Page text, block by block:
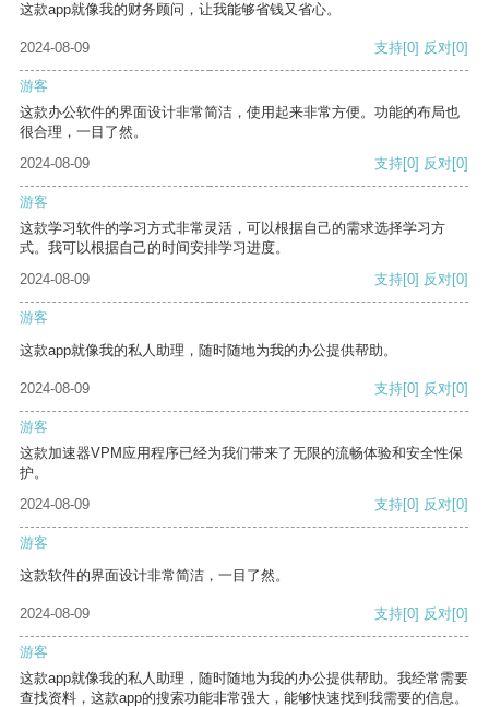
这款app就像我的财务顾问，让我能够省钱又省心。
2024-08-09 支持[0] 反对[0]
游客
这款办公软件的界面设计非常简洁，使用起来非常方便。功能的布局也
很合理，一目了然。
2024-08-09
支持[0] 反对[0]
游客
这款学习软件的学习方式非常灵活，可以根据自己的需求选择学习方
式。我可以根据自己的时间安排学习进度。
2024-08-09
支持[0] 反对[0]
游客
这款app就像我的私人助理，随时随地为我的办公提供帮助。
2024-08-09 支持[0] 反对[0]
游客
这款加速器VPM应用程序已经为我们带来了无限的流畅体验和安全性保
护。
2024-08-09
支持[0] 反对[0]
游客
这款软件的界面设计非常简洁，一目了然。
2024-08-09 支持[0] 反对[0]
游客
这款app就像我的私人助理，随时随地为我的办公提供帮助。我经常需要
查找资料，这款app的搜索功能非常强大，能够快速找到我需要的信息。